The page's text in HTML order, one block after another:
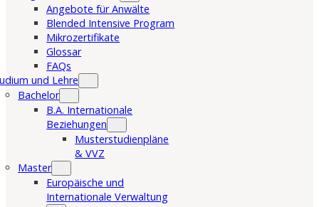
Angebote für Anwälte
Blended Intensive Program
Mikrozertifikate
Glossar
FAQs
und Lehre
Bachelor
B.A. Internationale
Beziehungen
Musterstudienpläne
& VVZ
Master
Europäische und
Internationale Verwaltung